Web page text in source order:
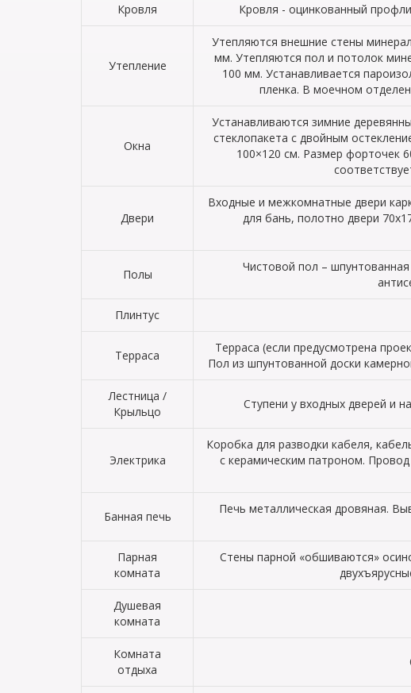
Кровля Кровля - оцинкованный
Утепление
Утепляются внешние стены
мм. Утепляются пол и потолок
100 мм. Устанавливается
пленка. В моечном
Окна
Устанавливаются зимние
стеклопакета с двойным
100×120 см. Размер форточек
Двери
Входные и межкомнатные двери
для бань, полотно двери
Полы
Чистовой пол –
Плинтус
Терраса
Терраса (если предусмотрена
Пол из шпунтованной доски
Лестница /
Крыльцо
Ступени у входных дверей и
Электрика
Коробка для разводки кабеля,
с керамическим патроном.
Банная печь
Печь металлическая дровяная.
Парная
комната
Стены парной «обшиваются»
Душевая
комната
Комната
отдыха